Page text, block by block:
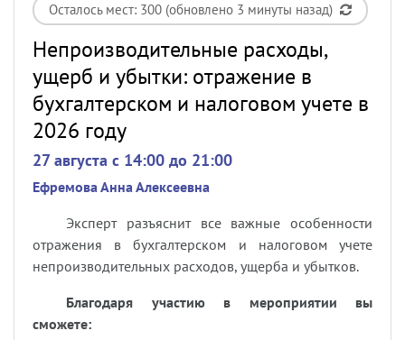
Осталось мест: 300 (обновлено 3 минуты назад)
Непроизводительные расходы,
ущерб и убытки: отражение в
бухгалтерском и налоговом учете в
2026 году
27 августа c 14:00 до 21:00
Ефремова Анна Алексеевна
Эксперт разъяснит все важные особенности
отражения в бухгалтерском и налоговом учете
непроизводительных расходов, ущерба и убытков.
Благодаря участию в мероприятии вы
сможете: